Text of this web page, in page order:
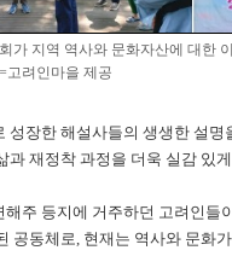
가 지역 역사와 문화자산에 대한
고려인마을 제공
성장한 해설사들의 생생한 설
과 재정착 과정을 더욱 실감 있
주 등지에 거주하던 고려인
공동체로, 현재는 역사와 문화